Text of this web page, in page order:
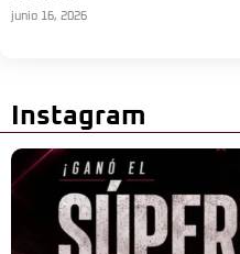
junio 16, 2026
Instagram